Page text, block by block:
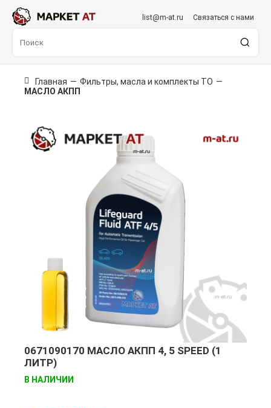
list@m-at.ru Связаться с нами
Главная — Фильтры, масла и комплекты ТО —
МАСЛО АКПП
0671090170 МАСЛО АКПП 4, 5 SPEED (1
ЛИТР)
В НАЛИЧИИ